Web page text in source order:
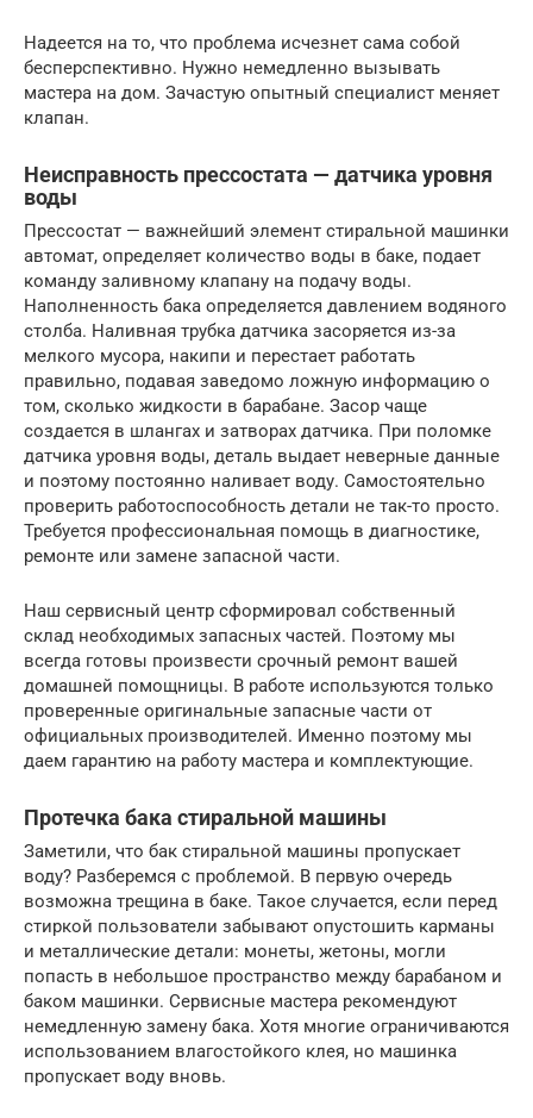
Надеется на то, что проблема исчезнет сама собой
бесперспективно. Нужно немедленно вызывать
мастера на дом. Зачастую опытный специалист меняет
клапан.
Неисправность прессостата — датчика уровня
воды
Прессостат — важнейший элемент стиральной машинки
автомат, определяет количество воды в баке, подает
команду заливному клапану на подачу воды.
Наполненность бака определяется давлением водяного
столба. Наливная трубка датчика засоряется из-за
мелкого мусора, накипи и перестает работать
правильно, подавая заведомо ложную информацию о
том, сколько жидкости в барабане. Засор чаще
создается в шлангах и затворах датчика. При поломке
датчика уровня воды, деталь выдает неверные данные
и поэтому постоянно наливает воду. Самостоятельно
проверить работоспособность детали не так-то просто.
Требуется профессиональная помощь в диагностике,
ремонте или замене запасной части.
Наш сервисный центр сформировал собственный
склад необходимых запасных частей. Поэтому мы
всегда готовы произвести срочный ремонт вашей
домашней помощницы. В работе используются только
проверенные оригинальные запасные части от
официальных производителей. Именно поэтому мы
даем гарантию на работу мастера и комплектующие.
Протечка бака стиральной машины
Заметили, что бак стиральной машины пропускает
воду? Разберемся с проблемой. В первую очередь
возможна трещина в баке. Такое случается, если перед
стиркой пользователи забывают опустошить карманы
и металлические детали: монеты, жетоны, могли
попасть в небольшое пространство между барабаном и
баком машинки. Сервисные мастера рекомендуют
немедленную замену бака. Хотя многие ограничиваются
использованием влагостойкого клея, но машинка
пропускает воду вновь.